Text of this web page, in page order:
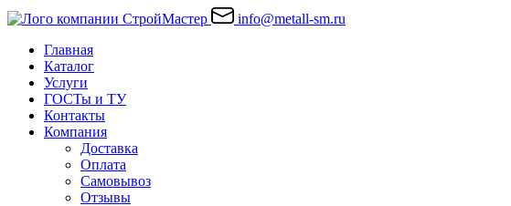
info@metall-sm.ru
Главная
Каталог
Услуги
ГОСТы и ТУ
Контакты
Компания
Доставка
Оплата
Самовывоз
Отзывы